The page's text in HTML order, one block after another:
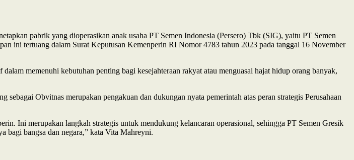
pabrik yang dioperasikan anak usaha PT Semen Indonesia (Persero) Tbk (SIG), yaitu PT Semen
ini tertuang dalam Surat Keputusan Kemenperin RI Nomor 4783 tahun 2023 pada tanggal 16 November
memenuhi kebutuhan penting bagi kesejahteraan rakyat atau menguasai hajat hidup orang banyak,
Obvitnas merupakan pengakuan dan dukungan nyata pemerintah atas peran strategis Perusahaan
Ini merupakan langkah strategis untuk mendukung kelancaran operasional, sehingga PT Semen Gresik
bagi bangsa dan negara,” kata Vita Mahreyni.